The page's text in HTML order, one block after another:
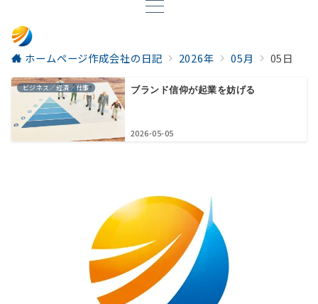
ホームページ作成会社の日記 2026年 05月 05日
ビジネス／経済／仕事 ブランド信仰が起業を妨げる
2026-05-05